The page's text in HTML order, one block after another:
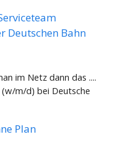
Deutschen Bahn
im Netz dann das ....
m/d) bei Deutsche
Plan